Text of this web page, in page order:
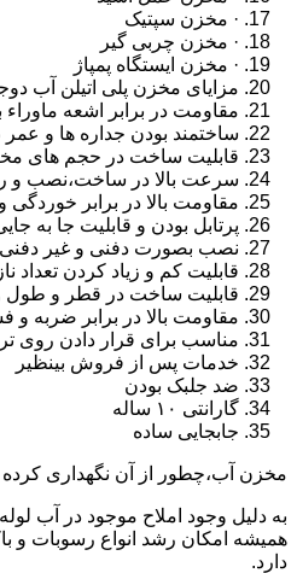
· مخزن سپتیک
· مخزن چربی گیر
· مخزن ایستگاه پمپاژ
مزایای مخزن پلی اتیلن آب
مقاومت در برابر اشعه
ساختمند بودن جداره ها و عمر
قابلیت ساخت در حجم های
سرعت بالا در ساخت،نصب و
مقاومت بالا در برابر خوردگی
پرتابل بودن و قابلیت جا به
نصب بصورت دفنی و غیر
قابلیت کم و زیاد کردن تعداد
قابلیت ساخت در قطر و طول و
مقاومت بالا در برابر ضربه و
مناسب برای قرار دادن روی
خدمات پس از فروش بینظیر
ضد جلبک بودن
گارانتی ۱۰ ساله
جابجایی ساده
مخزن آب،چطور از آن نگهداری
به دلیل وجود املاح موجود در آب
همیشه امکان رشد انواع رسوبات و
دارد.